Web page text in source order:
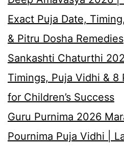
Exact Puja Date,
& Pitru Dosha Remedies
Sankashti Chaturthi
Timings, Puja Vidhi & 8
for Children’s Success
Guru Purnima 2026
Pournima Puja Vidhi |